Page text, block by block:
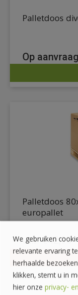
Palletdoos
Op aanvraag
Palletdoos
europallet
€42,95
We gebruiken
relevante ervaring
herhaalde
klikken, stemt u in
hier onze privacy-